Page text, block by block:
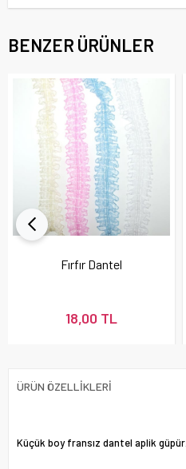
BENZER ÜRÜNLER
Fırfır Dantel
18,00 TL
ÜRÜN ÖZELLIKLERI
Küçük boy fransız dantel aplik güpür.